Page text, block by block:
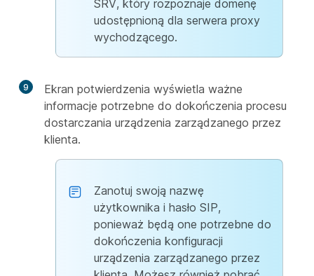
SRV, który rozpoznaje domenę
udostępnioną dla serwera proxy
wychodzącego.
9
Ekran potwierdzenia wyświetla ważne
informacje potrzebne do dokończenia procesu
dostarczania urządzenia zarządzanego przez
klienta.
Zanotuj swoją nazwę
użytkownika i hasło SIP,
ponieważ będą one potrzebne do
dokończenia konfiguracji
urządzenia zarządzanego przez